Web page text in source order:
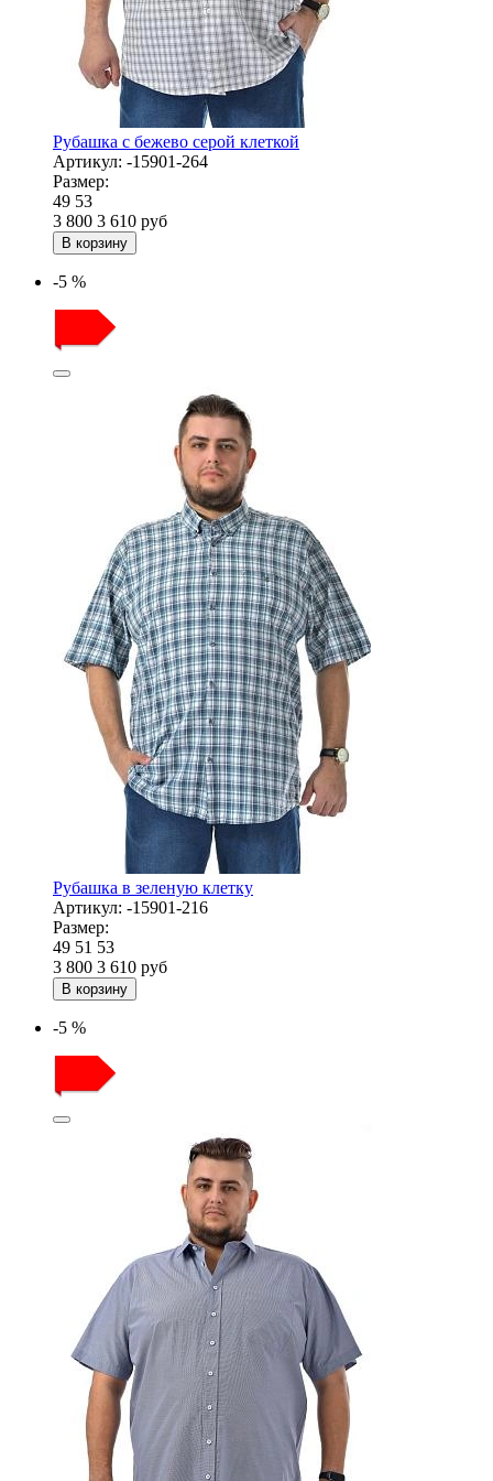
Рубашка с бежево серой клеткой
Артикул: -15901-264
Размер:
49 53
3 800 3 610 руб
В корзину
-5 %
Рубашка в зеленую клетку
Артикул: -15901-216
Размер:
49 51 53
3 800 3 610 руб
В корзину
-5 %